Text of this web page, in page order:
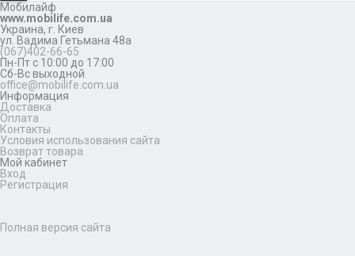
Мобилайф
www.mobilife.com.ua
Украина, г. Киев
ул. Вадима Гетьмана 48а
(067)402-66-65
Пн-Пт с 10:00 до 17:00
Сб-Вс выходной
office@mobilife.com.ua
Информация
Доставка
Оплата
Контакты
Условия использования сайта
Возврат товара
Мой кабинет
Вход
Регистрация
Полная версия сайта